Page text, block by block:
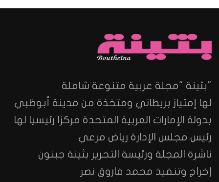
"بثينة "مجلة عربية متنوعة شاملة
لها إمتياز بريطاني ومتخذة من مدينة أبوظبي
بدولة الإمارات العربية المتحدة مركزا رئيسيا لها
رئيس مجلس الإدارة رياض مرعي
ناشرة المجلة ورئيسة التحرير بثينة جبنون
إخراج وتنفيذ محمد فاروق نصر